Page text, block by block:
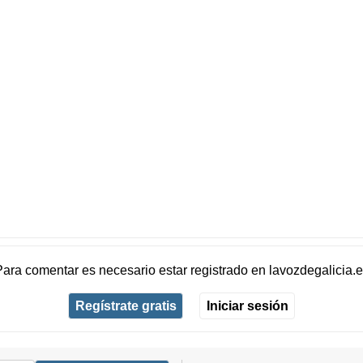
comentar es necesario estar registradoen
Regístrate gratis Iniciar sesión